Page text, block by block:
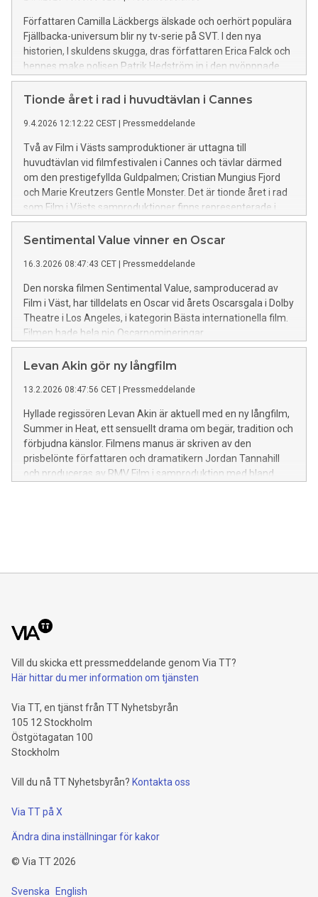
som ingår i årets Cannes-program; Fjord av Cristian
Mungiu, Gentle Monster av Marie Kreutzer och The
End av Niki Lindroth von Bahr. – Tio år i rad med film i
huvudtävlan i Cannes visar vilken stark position Film i Väst
har internationellt. Samtidigt blickar vi framåt med åtta nya
hoppas kommer att nå publiken och festivalerna framöver.
Samtliga spelas in eller postproduceras i Västra Götaland
Författaren Camilla Läckbergs älskade och oerhört populära
Fjällbacka-universum blir ny tv-serie på SVT. I den nya
historien, I skuldens skugga, dras författaren Erica Falck och
hennes make polisen Patrik Hedström in i den nyöppnade
utredningen av ett 20 år gammalt försvinnande som
engagerar dem båda även på ett privat plan. Något som
produceras av Creative Society i en samproduktion med SVT
och Film i Väst. Rollbesättning pågår och inspelningen av
serien påbörjas i augusti i Västsverige.
Tionde året i rad i huvudtävlan i Cannes
9.4.2026 12:12:22 CEST Pressmeddelande
Två av Film i Västs samproduktioner är uttagna till
huvudtävlan vid filmfestivalen i Cannes och tävlar därmed
om den prestigefyllda Guldpalmen; Cristian Mungius Fjord
och Marie Kreutzers Gentle Monster. Det är tionde året i rad
som Film i Västs samproduktioner finns representerade i
festivalens mest prestigefyllda sektion.
Sentimental Value vinner en Oscar
16.3.2026 08:47:43 CET Pressmeddelande
Den norska filmen Sentimental Value, samproducerad av
Film i Väst, har tilldelats en Oscar vid årets Oscarsgala i Dolby
Theatre i Los Angeles, i kategorin Bästa internationella film.
Filmen hade hela nio Oscarnomineringar.
Levan Akin gör ny långfilm
13.2.2026 08:47:56 CET Pressmeddelande
Hyllade regissören Levan Akin är aktuell med en ny långfilm,
Summer in Heat, ett sensuellt drama om begär, tradition och
förbjudna känslor. Filmens manus är skriven av den
prisbelönte författaren och dramatikern Jordan Tannahill
och produceras av RMV Film i samproduktion med bland
Vill du skicka ett pressmeddelande genom Via TT?
Här hittar du mer information om tjänsten
Via TT, en tjänst från TT Nyhetsbyrån
105 12 Stockholm
Östgötagatan 100
Stockholm
Vill du nå TT Nyhetsbyrån? Kontakta oss
Via TT på X
Ändra dina inställningar för kakor
© Via TT 2026
Svenska English